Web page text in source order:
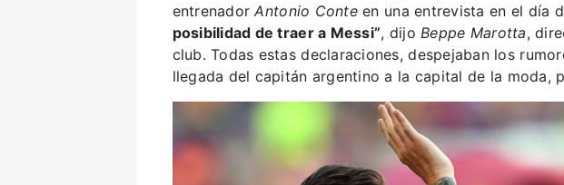
entrenador Antonio Conteen una entrevista en el día
posibilidad de traer a Messi”, dijo Beppe Marotta,
club. Todas estas declaraciones, despejaban los
llegada del capitán argentino a la capital de la moda,